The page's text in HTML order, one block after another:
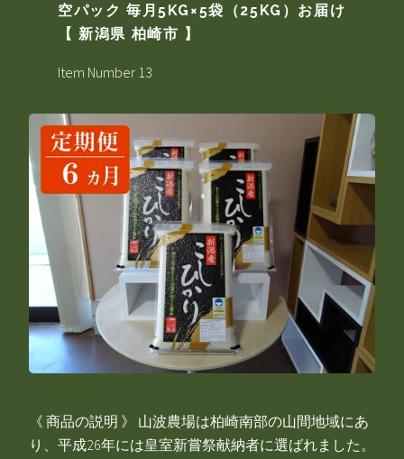
空パック 毎月5KG×5袋（25KG）お届け
【 新潟県 柏崎市 】
Item Number 13
《 商品の説明 》 山波農場は柏崎南部の山間地域にあ
り、平成26年には皇室新嘗祭献納者に選ばれました。